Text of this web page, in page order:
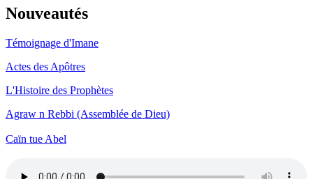
Aghbalu n Tudert
Nouveautés
Témoignage d'Imane
Actes des Apôtres
L'Histoire des Prophètes
Agraw n Rebbi (Assemblée de Dieu)
Caïn tue Abel